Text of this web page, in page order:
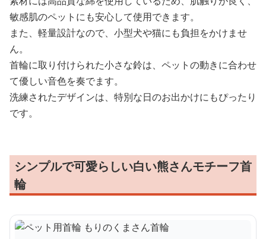
敏感肌のペットにも安心して使用できます。
また、軽量設計なので、小型犬や猫にも負担をかけませ
ん。
首輪に取り付けられた小さな鈴は、ペットの動きに合わせ
て優しい音色を奏でます。
洗練されたデザインは、特別な日のお出かけにもぴったり
です。
シンプルで可愛らしい白い熊さんモチーフ首
輪